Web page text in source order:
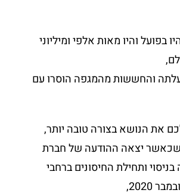
בפועל והיו מאות אלפי ומיליוני
והחששות מהמגפה הוסרו עם
את הנושא בצורה טובה יותר,
שכאשר יצאה ההודעה של חברת
ותחילת החיסונים ברחבי
2020,